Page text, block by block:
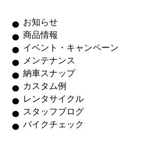
お知らせ
商品情報
イベント・キャンペーン
メンテナンス
納車スナップ
カスタム例
レンタサイクル
スタッフブログ
バイクチェック